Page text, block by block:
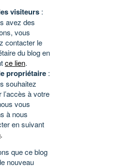
visiteurs :
avez des
vous
contacter le
du blog en
ce lien.
propriétaire :
souhaitez
l’accès à votre
vous
à nous
en suivant
.
que ce blog
nouveau